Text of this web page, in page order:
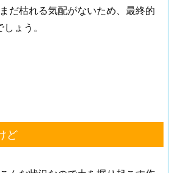
だ枯れる気配がないため、最終的
ょう。
ど